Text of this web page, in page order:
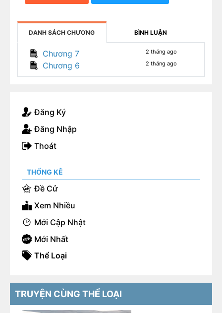
DANH SÁCH CHƯƠNG BÌNH LUẬN
Chương 7 2 tháng ago
Chương 6 2 tháng ago
Đăng Ký
Đăng Nhập
Thoát
THỐNG KÊ
Đề Cử
Xem Nhiều
Mới Cập Nhật
Mới Nhất
Thể Loại
TRUYỆN CÙNG THỂ LOẠI